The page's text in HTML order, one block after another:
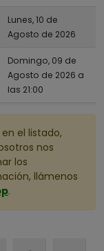
Lunes, 10 de
Agosto de 2026
Domingo, 09 de
Agosto de 2026 a
las 21:00
el listado,
nos
los
llámenos
.